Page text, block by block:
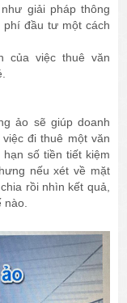
giải pháp thông
đầu tư một cách
của việc thuê văn
ảo sẽ giúp doanh
đi thuê một văn
số tiền tiết kiệm
nếu xét về mặt
rồi nhìn kết quả,